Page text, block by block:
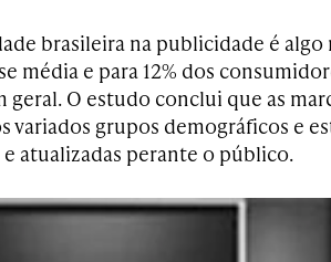
brasileira na publicidade é algo
média e para 12% dos
O estudo conclui que as
variados grupos demográficos e
atualizadas perante o público.